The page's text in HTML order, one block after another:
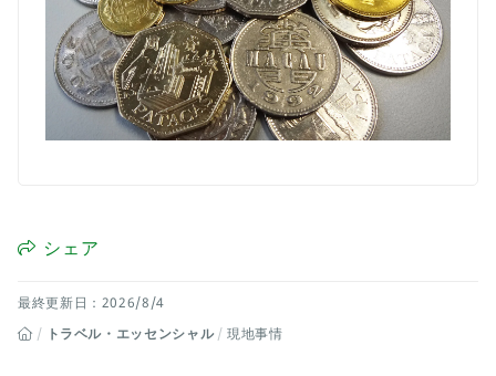
シェア
最終更新日：2026/8/4
トラベル・エッセンシャル
現地事情